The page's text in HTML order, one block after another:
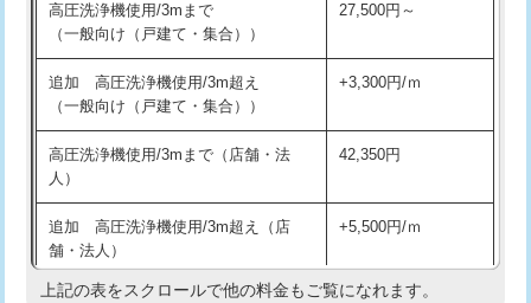
追加人工 16,500円
廃棄・処分
※給水管工事は20mmまでの価格です。
給水管工事※（バンド止め)
給水管工事※（支持金具設置) 5,500円
給水管工事※（保温材使用（バンド止
め込み）)
5,500円
給水管工事※（土の掘削・埋め戻し作
業)
11,000円
給水管工事※（塩ビ管（VP・HI）使
高圧洗浄機使用/3mまで
（一般向け（戸建て・集合））
27,500円～
追加 高圧洗浄機使用/3m超え
（一般向け（戸建て・集合））
+3,300円/ｍ
高圧洗浄機使用/3mまで（店舗・法
人）
42,350円
追加 高圧洗浄機使用/3m超え（店
舗・法人）
+5,500円/ｍ
高度高圧洗浄換 現地調査
上記の表をスクロールで他の料金もご覧になれます。